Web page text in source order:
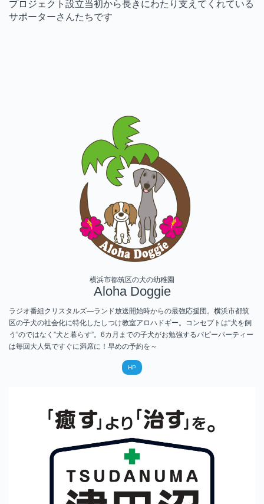
プロジェクト設立当初から長きにわたり支えてくれている
サポーターさんたちです
横浜市都筑区の犬の幼稚園
Aloha Doggie
ラジオ番組クリスタルズ―ランド放送開始時からの最強応援団。横浜市都筑
区の子犬の社会化に特化したしつけ教室アロハドギー。コンセプトは”犬を飼
う”のではなく”犬と暮らす”。 6カ月までの子犬がお勉強するパピーパーティー
は毎回大人気ですぐに満席に！早めの予約を～
HP